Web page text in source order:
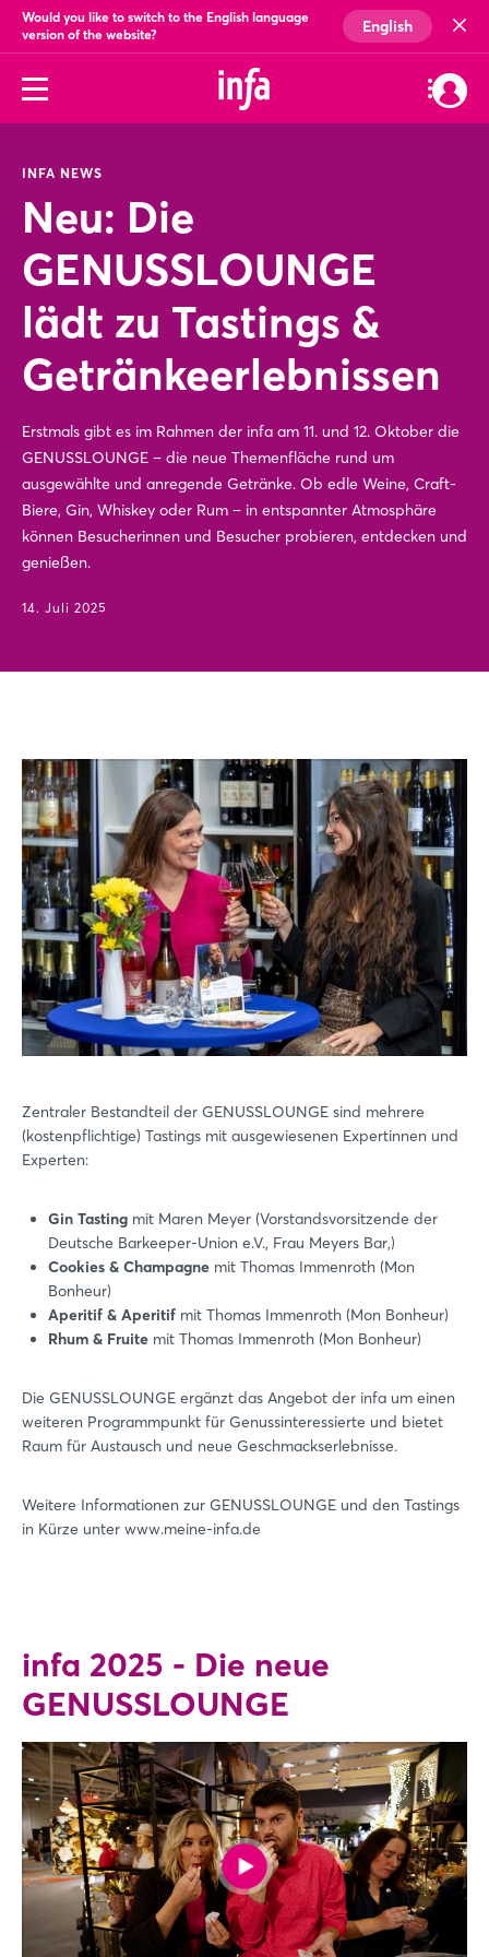
Would you like to switch to the English language
version of the website?
English
INFA NEWS
Neu: Die
GENUSSLOUNGE
lädt zu Tastings &
Getränkeerlebnissen
Erstmals gibt es im Rahmen der infa am 11. und 12. Oktober die
GENUSSLOUNGE – die neue Themenfläche rund um
ausgewählte und anregende Getränke. Ob edle Weine, Craft-
Biere, Gin, Whiskey oder Rum – in entspannter Atmosphäre
können Besucherinnen und Besucher probieren, entdecken und
genießen.
14. Juli 2025
Zentraler Bestandteil der GENUSSLOUNGE sind mehrere
(kostenpflichtige) Tastings mit ausgewiesenen Expertinnen und
Experten:
Gin Tasting mit Maren Meyer (Vorstandsvorsitzende der
Deutsche Barkeeper-Union e.V., Frau Meyers Bar,)
Cookies & Champagne mit Thomas Immenroth (Mon
Bonheur)
Aperitif & Aperitif mit Thomas Immenroth (Mon Bonheur)
Rhum & Fruite mit Thomas Immenroth (Mon Bonheur)
Die GENUSSLOUNGE ergänzt das Angebot der infa um einen
weiteren Programmpunkt für Genussinteressierte und bietet
Raum für Austausch und neue Geschmackserlebnisse.
Weitere Informationen zur GENUSSLOUNGE und den Tastings
in Kürze unter www.meine-infa.de
infa 2025 - Die neue
GENUSSLOUNGE
Login
Einloggen